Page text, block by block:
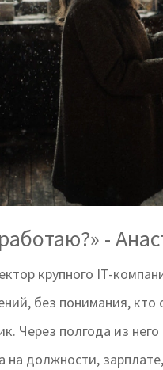
-
крупного IT-
без понимания, кто
Через полгода из
на должности,